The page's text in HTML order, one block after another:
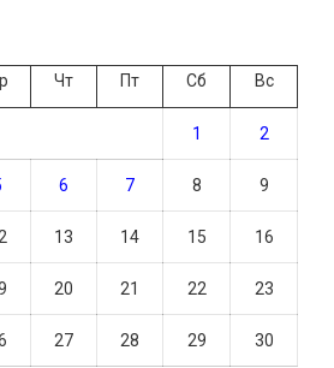
Чт Пт Сб Вс
1 2
6 7 8 9
13 14 15 16
20 21 22 23
27 28 29 30